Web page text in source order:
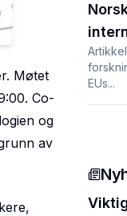
Møtet
Co-
og
av
EUs...